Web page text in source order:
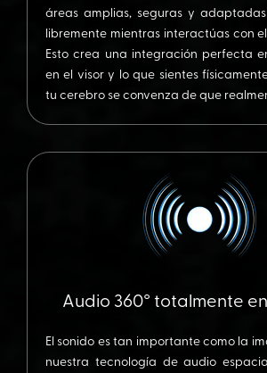
áreas amplias, seguras y
libremente mientras interactúas con
Esto crea una integración perfecta
en el visor y lo que sientes
tu cerebro se convenza de que
Audio 360° totalmente
El sonido es tan importante como la
nuestra tecnología de audio